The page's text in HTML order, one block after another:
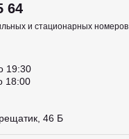
64
и стационарных номеров
19:30
18:00
46 Б